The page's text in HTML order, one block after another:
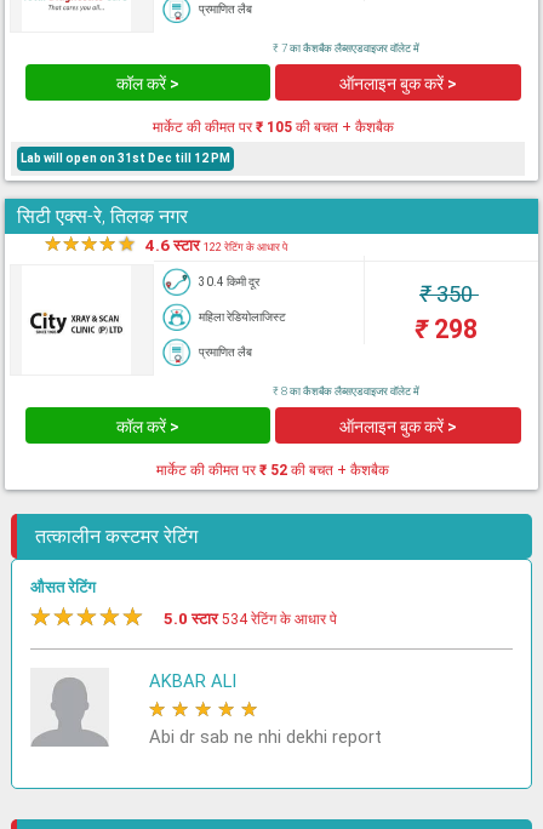
प्रमाणित लैब
₹ 7 का कैशबैक लैब्सएडवाइजर वॉलेट में
कॉल करें > ऑनलाइन बुक करें >
मार्केट की कीमत पर₹ 105की बचत + कैशबैक
Lab will open on 31st Dec till 12 PM
सिटी एक्स-रे, तिलक नगर
★★★★★ 4.6 स्टार122 रेटिंग के आधार पे
30.4 किमी दूर
महिला रेडियोलाजिस्ट
प्रमाणित लैब
₹350
₹298
₹ 8 का कैशबैक लैब्सएडवाइजर वॉलेट में
कॉल करें > ऑनलाइन बुक करें >
मार्केट की कीमत पर₹ 52 की बचत + कैशबैक
तत्कालीन कस्टमर रेटिंग
औसत रेटिंग
★★★★★ 5.0 स्टार534 रेटिंग के आधार पे
AKBAR ALI
★ ★ ★ ★ ★
Abi dr sab ne nhi dekhi report